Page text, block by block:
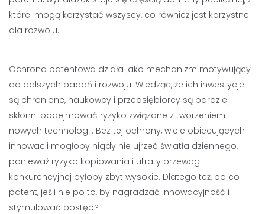
której mogą korzystać wszyscy, co również jest korzystne
dla rozwoju.
Ochrona patentowa działa jako mechanizm motywujący
do dalszych badań i rozwoju. Wiedząc, że ich inwestycje
są chronione, naukowcy i przedsiębiorcy są bardziej
skłonni podejmować ryzyko związane z tworzeniem
nowych technologii. Bez tej ochrony, wiele obiecujących
innowacji mogłoby nigdy nie ujrzeć światła dziennego,
ponieważ ryzyko kopiowania i utraty przewagi
konkurencyjnej byłoby zbyt wysokie. Dlatego też, po co
patent, jeśli nie po to, by nagradzać innowacyjność i
stymulować postęp?